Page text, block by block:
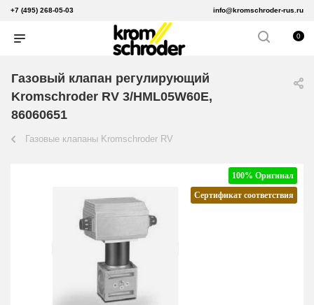
+7 (495) 268-05-03 info@kromschroder-rus.ru
0
Газовый клапан регулирующий
Kromschroder RV 3/HML05W60E,
86060651
Газовые клапаны Kromschroder RV
100% Оригинал
Сертификат соответствия